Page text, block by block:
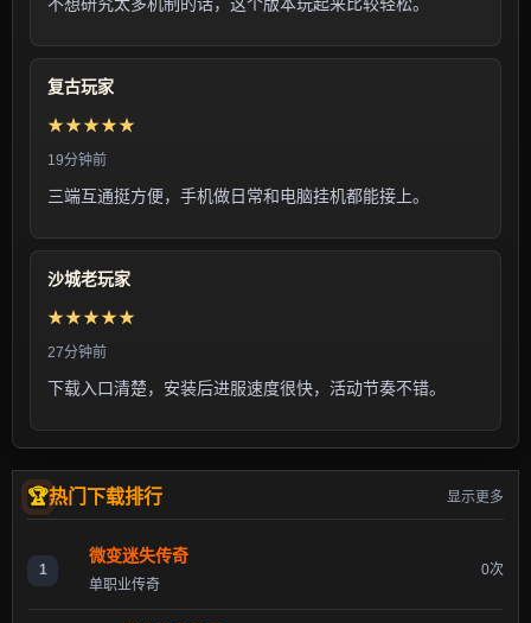
复古玩家
★★★★★
19分钟前
三端互通挺方便，手机做日常和电脑挂机都能接上。
沙城老玩家
★★★★★
27分钟前
下载入口清楚，安装后进服速度很快，活动节奏不错。
热门下载排行 显示更多
1
微变迷失传奇
单职业传奇
0次